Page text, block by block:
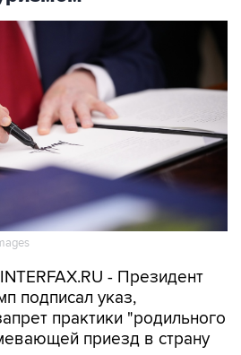
- Президент
подписал указ,
практики "родильного
приезд в страну